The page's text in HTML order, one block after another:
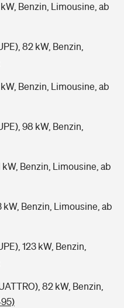
Benzin, Limousine, ab
82 kW, Benzin,
Benzin, Limousine, ab
98 kW, Benzin,
Benzin, Limousine, ab
kW, Benzin, Limousine, ab
123 kW, Benzin,
82 kW, Benzin,